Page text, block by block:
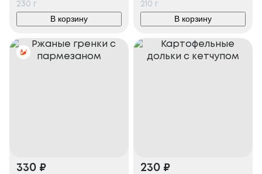
230 г
В корзину
210 г
В корзину
330 ₽ 230 ₽